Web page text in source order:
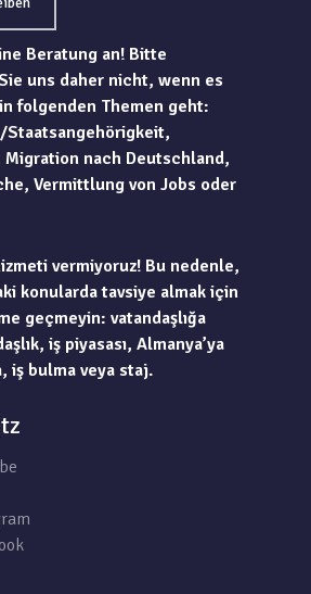
Beratung an! Bitte
uns daher nicht, wenn es
folgenden Themen geht:
Staatsangehörigkeit,
nach Deutschland,
Vermittlung von Jobs oder
vermiyoruz! Bu nedenle,
konularda tavsiye almak için
geçmeyin: vatandaşlığa
iş piyasası, Almanya’ya
iş bulma veya staj.